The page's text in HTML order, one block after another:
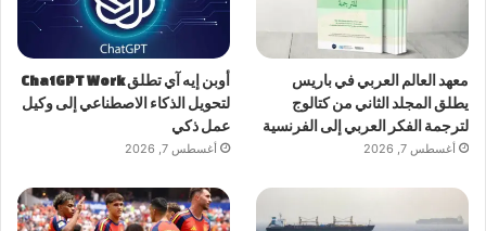
معهد العالم العربي في باريس
يطلق المجلد الثاني من كتالوج
لترجمة الفكر العربي إلى الفرنسية
أغسطس 7, 2026
أوبن إيه آي تطلق ChatGPT Work
لتحويل الذكاء الاصطناعي إلى وكيل
عمل ذكي
أغسطس 7, 2026